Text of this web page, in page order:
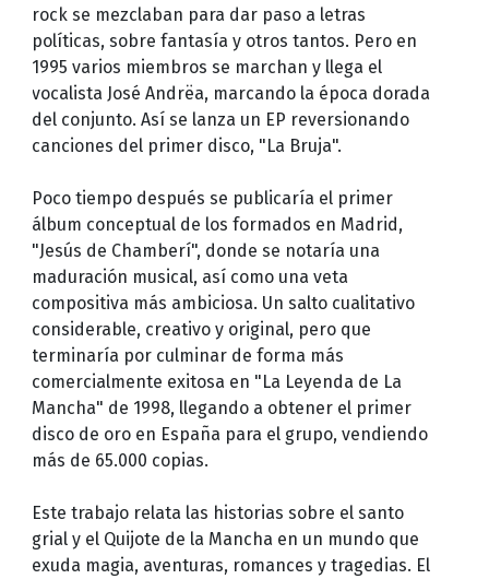
rock se mezclaban para dar paso a letras
políticas, sobre fantasía y otros tantos. Pero en
1995 varios miembros se marchan y llega el
vocalista José Andrëa, marcando la época dorada
del conjunto. Así se lanza un EP reversionando
canciones del primer disco, "La Bruja".
Poco tiempo después se publicaría el primer
álbum conceptual de los formados en Madrid,
"Jesús de Chamberí", donde se notaría una
maduración musical, así como una veta
compositiva más ambiciosa. Un salto cualitativo
considerable, creativo y original, pero que
terminaría por culminar de forma más
comercialmente exitosa en "La Leyenda de La
Mancha" de 1998, llegando a obtener el primer
disco de oro en España para el grupo, vendiendo
más de 65.000 copias.
Este trabajo relata las historias sobre el santo
grial y el Quijote de la Mancha en un mundo que
exuda magia, aventuras, romances y tragedias. El